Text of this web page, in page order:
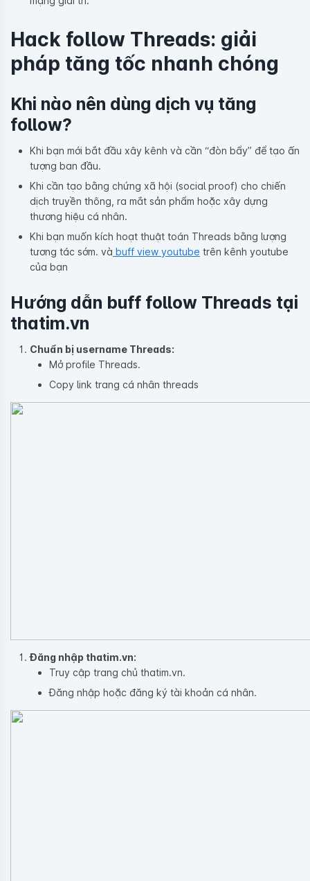
Hack follow Threads: giải
pháp tăng tốc nhanh chóng
Khi nào nên dùng dịch vụ tăng
follow?
Khi bạn mới bắt đầu xây kênh và cần “đòn bẩy” để tạo ấn
tượng ban đầu.
Khi cần tạo bằng chứng xã hội (social proof) cho chiến
dịch truyền thông, ra mắt sản phẩm hoặc xây dựng
thương hiệu cá nhân.
Khi bạn muốn kích hoạt thuật toán Threads bằng lượng
tương tác sớm. và buff view youtube trên kênh youtube
của bạn
Hướng dẫn buff follow Threads tại
thatim.vn
Chuẩn bị username Threads:
Mở profile Threads.
Copy link trang cá nhân threads
Đăng nhập thatim.vn:
Truy cập trang chủ thatim.vn.
Đăng nhập hoặc đăng ký tài khoản cá nhân.